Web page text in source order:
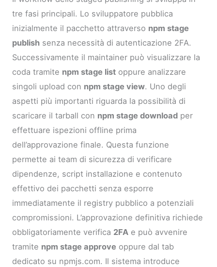
tre fasi principali. Lo sviluppatore pubblica
inizialmente il pacchetto attraverso npm stage
publish senza necessità di autenticazione 2FA.
Successivamente il maintainer può visualizzare la
coda tramite npm stage list oppure analizzare
singoli upload con npm stage view. Uno degli
aspetti più importanti riguarda la possibilità di
scaricare il tarball con npm stage download per
effettuare ispezioni offline prima
dell’approvazione finale. Questa funzione
permette ai team di sicurezza di verificare
dipendenze, script installazione e contenuto
effettivo dei pacchetti senza esporre
immediatamente il registry pubblico a potenziali
compromissioni. L’approvazione definitiva richiede
obbligatoriamente verifica 2FA e può avvenire
tramite npm stage approve oppure dal tab
dedicato su npmjs.com. Il sistema introduce